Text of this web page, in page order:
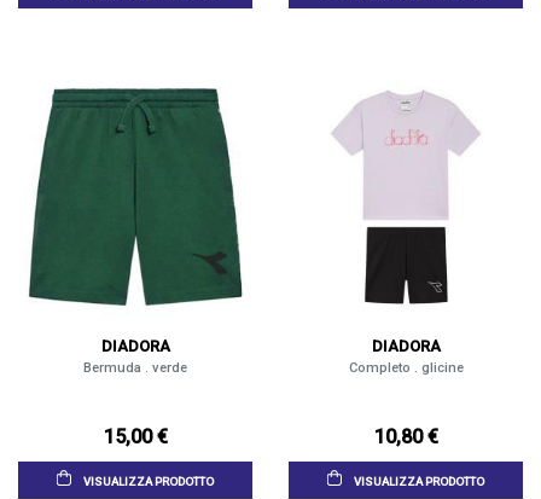
DIADORA
Bermuda . verde
15,00 €
VISUALIZZA PRODOTTO
DIADORA
Completo . glicine
10,80 €
VISUALIZZA PRODOTTO